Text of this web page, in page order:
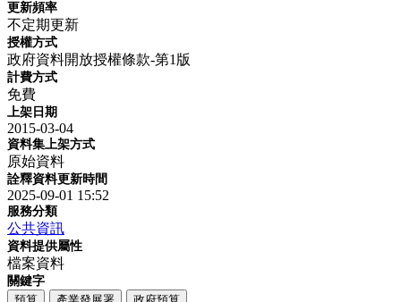
更新頻率
不定期更新
授權方式
政府資料開放授權條款-第1版
計費方式
免費
上架日期
2015-03-04
資料集上架方式
原始資料
詮釋資料更新時間
2025-09-01 15:52
服務分類
公共資訊
資料提供屬性
檔案資料
關鍵字